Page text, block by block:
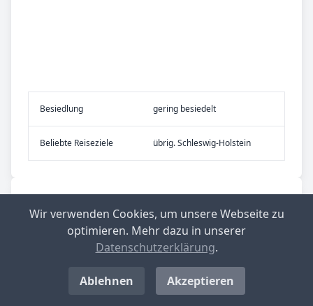
Be­sied­lung gering besiedelt
Be­lieb­te Rei­se­zie­le übrig. Schleswig-Holstein
wer­be­steu­er­he­be­satz in Deutsch­
Langenwolschendorf
Aktueller Hebesatz: 200 %
Wir verwenden Cookies, um unsere Webseite zu
optimieren. Mehr dazu in unserer
Datenschutzerklärung.
Ablehnen Akzeptieren